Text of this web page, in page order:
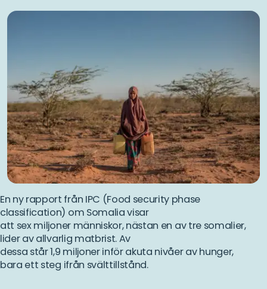
En ny rapport från IPC (Food security phase
classification) om Somalia visar
att sexmiljoner människor, nästan en av tre somalier,
lideravallvarlig matbrist. Av
dessa står1,9 miljonerinförakuta nivåeravhunger,
bara ett steg ifrån svälttillstånd.